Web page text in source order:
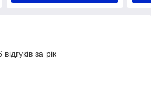
за рік